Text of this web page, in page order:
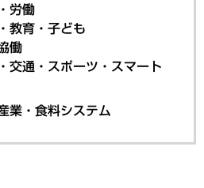
労働
教育・子ども
働
交通・スポーツ・スマート
業・食料システム